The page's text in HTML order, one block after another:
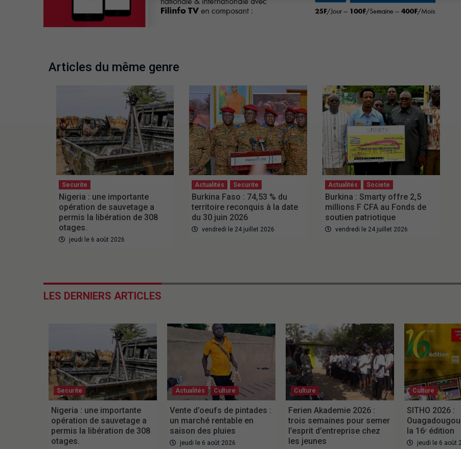
Articles du même genre
Securite
Nigeria : une importante
opération de sauvetage a
permis la libération de 308
otages.
jeudi le 6 août 2026
Actualités Securite
Burkina Faso : 74,53 % du
territoire reconquis à la date
du 30 juin 2026
vendredi le 24 juillet 2026
Actualités Societe
Burkina : Smarty offre 2,5
millions F CFA au Fonds de
soutien patriotique
vendredi le 24 juillet 2026
LES DERNIERS ARTICLES
Securite
Nigeria : une importante
opération de sauvetage a
permis la libération de 308
otages.
Actualités Culture
Vente d’oeufs de pintades :
un marché rentable en
saison des pluies
jeudi le 6 août 2026
Culture
Ferien Akademie 2026 :
trois semaines pour semer
l’esprit d’entreprise chez
les jeunes
Culture
SITHO 2026 :
la 16ᵉ édition
jeudi le 6 août